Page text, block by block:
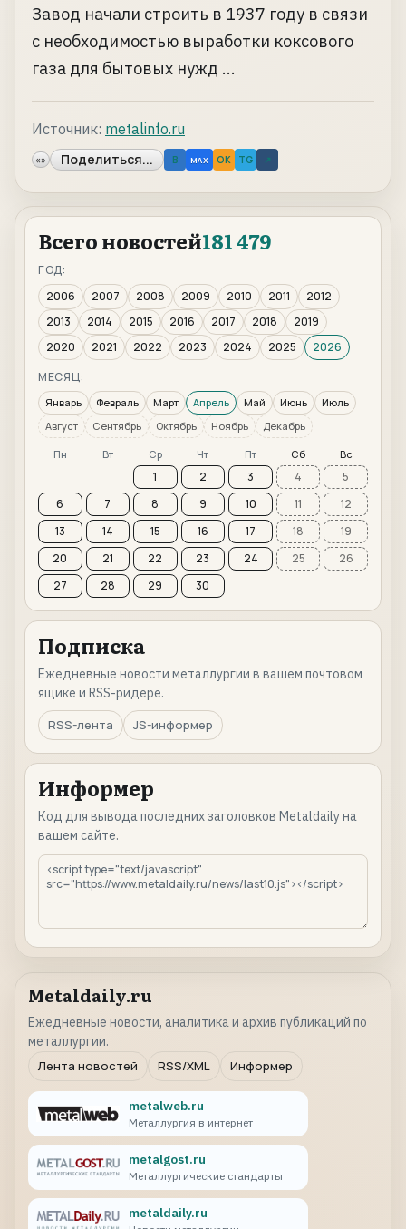
Завод начали строить в 1937 году в связи
с необходимостью выработки коксового
газа для бытовых нужд ...
Источник: metalinfo.ru
«» Поделиться... B MAX OK TG ↗
Всего новостей181 479
ГОД:
2006
2007 2008 2009 2010 2011
2012
2013
2014 2015 2016 2017 2018
2019
2020
2021 2022 2023 2024 2025
2026
МЕСЯЦ:
Январь Февраль Март Апрель Май Июнь
Июль
Август
Сентябрь Октябрь Ноябрь Декабрь
Пн Вт Ср Чт Пт Сб Вс
1 2 3 4
5
6
7 8 9 10 11
12
13
14 15 16 17 18
19
20
21 22 23 24 25
26
27
28 29 30
Подписка
Ежедневные новости металлургии в вашем почтовом
ящике и RSS-ридере.
RSS-лента
JS-информер
Информер
Код для вывода последних заголовков Metaldaily на
вашем сайте.
Metaldaily.ru
Ежедневные новости, аналитика и архив публикаций по
металлургии.
Лента новостей
RSS/XML Информер
metalweb.ru
Металлургия в интернет
metalgost.ru
Металлургические стандарты
metaldaily.ru